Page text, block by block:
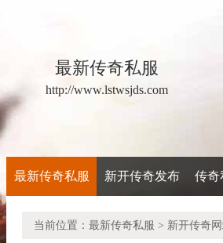
最新传奇私服
http://www.lstwsjds.com
最新传奇私服 新开传奇发布 传奇
当前位置： 最新传奇私服 > 新开传奇